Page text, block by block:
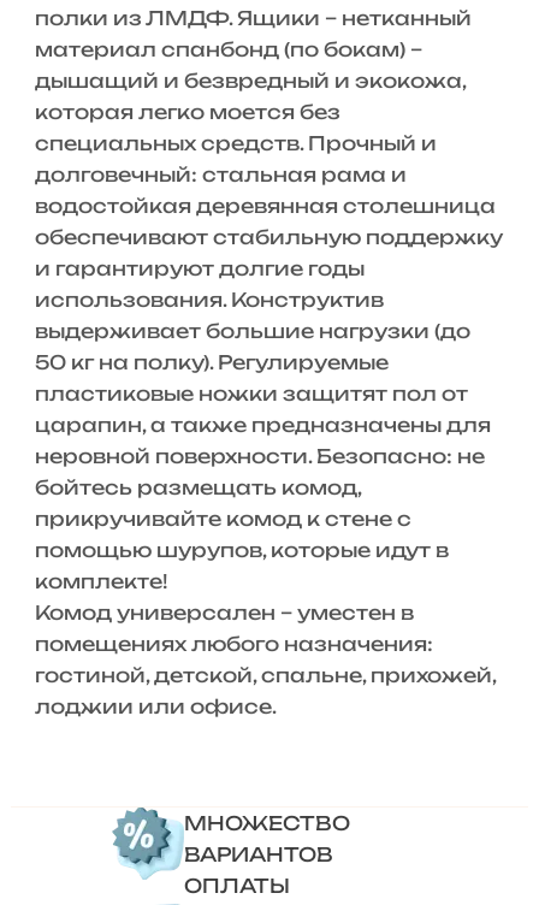
полки из ЛМДФ. Ящики – нетканный
материал спанбонд (по бокам) –
дышащий и безвредный и экокожа,
которая легко моется без
специальных средств. Прочный и
долговечный: стальная рама и
водостойкая деревянная столешница
обеспечивают стабильную поддержку
и гарантируют долгие годы
использования. Конструктив
выдерживает большие нагрузки (до
50 кг на полку). Регулируемые
пластиковые ножки защитят пол от
царапин, а также предназначены для
неровной поверхности. Безопасно: не
бойтесь размещать комод,
прикручивайте комод к стене с
помощью шурупов, которые идут в
комплекте!
Комод универсален – уместен в
помещениях любого назначения:
гостиной, детской, спальне, прихожей,
лоджии или офисе.
МНОЖЕСТВО
ВАРИАНТОВ
ОПЛАТЫ